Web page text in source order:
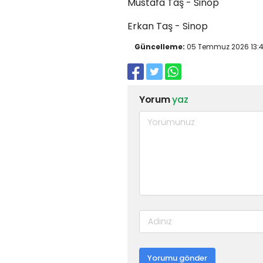
Erkan Taş - Sinop
Güncelleme: 05 Temmuz 2026
Yorumyaz
Yorumu gönder